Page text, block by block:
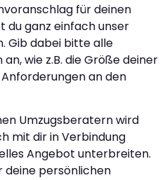
für deinen
du ganz einfach unser
Gib dabei bitte alle
wie z.B. die Größe deiner
an den
Umzugsberatern wird
mit dir in Verbindung
Angebot unterbreiten.
deine persönlichen